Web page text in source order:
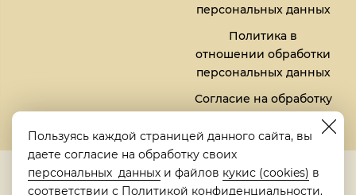
персональных данных
Политика в
отношении обработки
персональных данных
Согласие на обработку
файлов кукис (cookies)
5,0
Рейтинг в Яндексе
Пользуясь каждой страницей данного сайта, вы
даете согласие на обработку своих
персональных данных и файлов кукис (cookies) в
соответствии с Политикой конфиденциальности.